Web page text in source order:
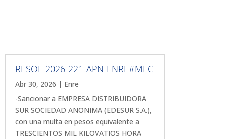
RESOL-2026-221-APN-ENRE#MEC
Abr 30, 2026 | Enre
-Sancionar a EMPRESA DISTRIBUIDORA
SUR SOCIEDAD ANONIMA (EDESUR S.A.),
con una multa en pesos equivalente a
TRESCIENTOS MIL KILOVATIOS HORA